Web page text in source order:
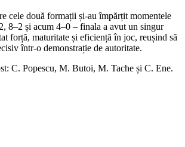
cele două formații și-au împărțit momentele
8–2 și acum 4–0 – finala a avut un singur
forță, maturitate și eficiență în joc, reușind să
într-o demonstrație de autoritate.
C. Popescu, M. Butoi, M. Tache și C. Ene.